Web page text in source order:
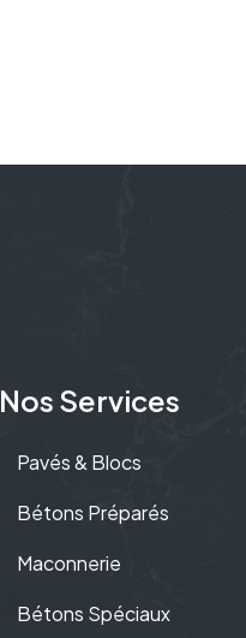
Nos Services
Pavés & Blocs
Bétons Préparés​
Maconnerie
Bétons Spéciaux